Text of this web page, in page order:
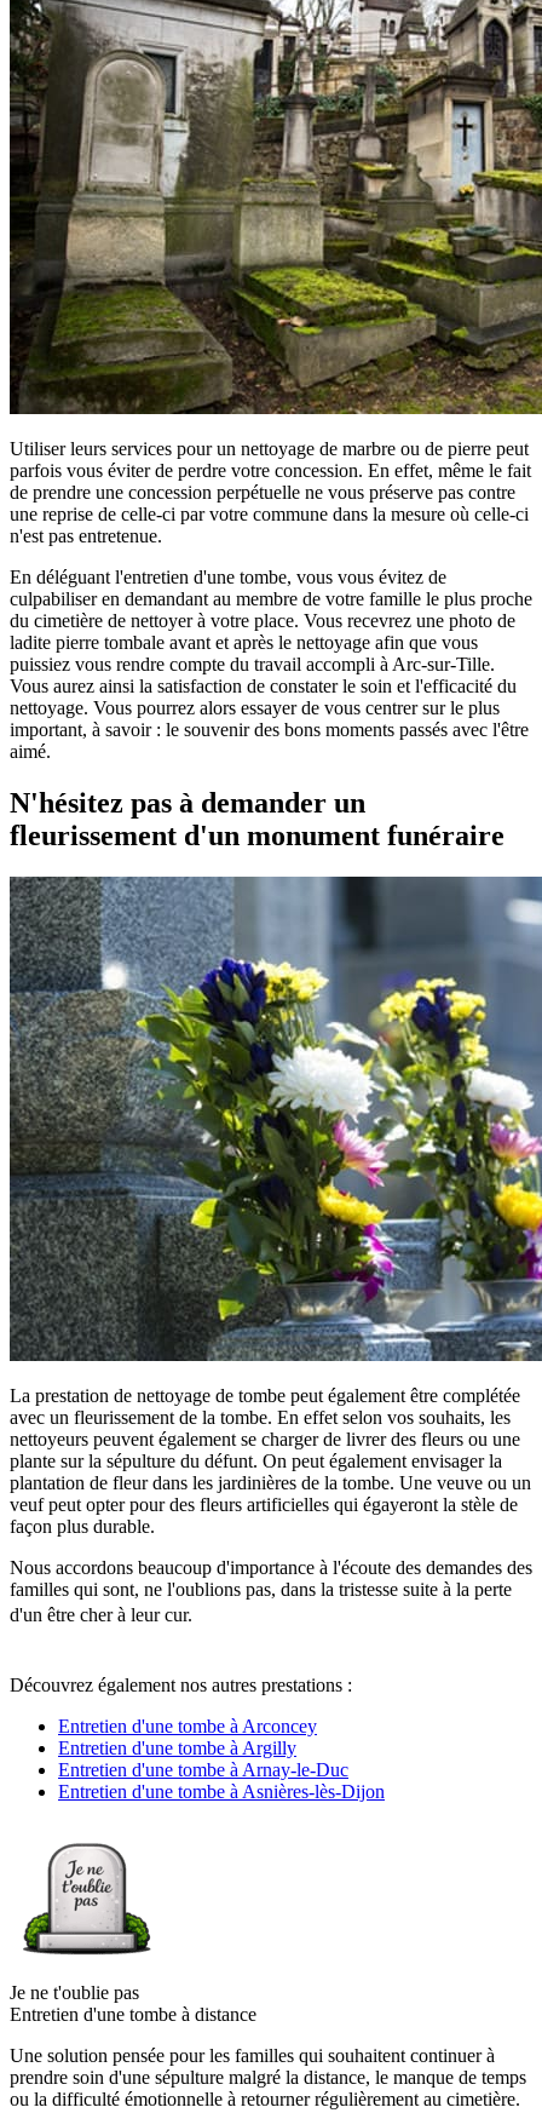
Utiliser leurs services pour un nettoyage de marbre ou de pierre peut
parfois vous éviter de perdre votre concession. En effet, même le fait
de prendre une concession perpétuelle ne vous préserve pas contre
une reprise de celle-ci par votre commune dans la mesure où celle-ci
n'est pas entretenue.
En déléguant l'entretien d'une tombe, vous vous évitez de
culpabiliser en demandant au membre de votre famille le plus proche
du cimetière de nettoyer à votre place. Vous recevrez une photo de
ladite pierre tombale avant et après le nettoyage afin que vous
puissiez vous rendre compte du travail accompli à Arc-sur-Tille.
Vous aurez ainsi la satisfaction de constater le soin et l'efficacité du
nettoyage. Vous pourrez alors essayer de vous centrer sur le plus
important, à savoir : le souvenir des bons moments passés avec l'être
aimé.
N'hésitez pas à demander un
fleurissement d'un monument funéraire
La prestation de nettoyage de tombe peut également être complétée
avec un fleurissement de la tombe. En effet selon vos souhaits, les
nettoyeurs peuvent également se charger de livrer des fleurs ou une
plante sur la sépulture du défunt. On peut également envisager la
plantation de fleur dans les jardinières de la tombe. Une veuve ou un
veuf peut opter pour des fleurs artificielles qui égayeront la stèle de
façon plus durable.
Nous accordons beaucoup d'importance à l'écoute des demandes des
familles qui sont, ne l'oublions pas, dans la tristesse suite à la perte
d'un être cher à leur cur.
Découvrez également nos autres prestations :
Entretien d'une tombe à Arconcey
Entretien d'une tombe à Argilly
Entretien d'une tombe à Arnay-le-Duc
Entretien d'une tombe à Asnières-lès-Dijon
Je ne t'oublie pas
Entretien d'une tombe à distance
Une solution pensée pour les familles qui souhaitent continuer à
prendre soin d'une sépulture malgré la distance, le manque de temps
ou la difficulté émotionnelle à retourner régulièrement au cimetière.